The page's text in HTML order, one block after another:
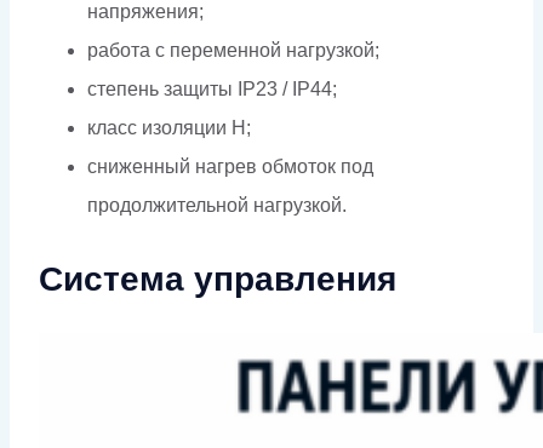
напряжения;
работа с переменной нагрузкой;
степень защиты IP23 / IP44;
класс изоляции H;
сниженный нагрев обмоток под
продолжительной нагрузкой.
Система управления